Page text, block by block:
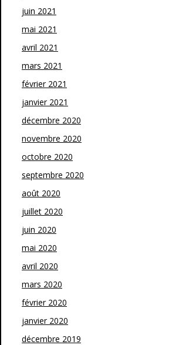
juin 2021
mai 2021
avril 2021
mars 2021
février 2021
janvier 2021
décembre 2020
novembre 2020
octobre 2020
septembre 2020
août 2020
juillet 2020
juin 2020
mai 2020
avril 2020
mars 2020
février 2020
janvier 2020
décembre 2019